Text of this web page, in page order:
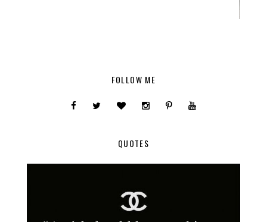
FOLLOW ME
QUOTES